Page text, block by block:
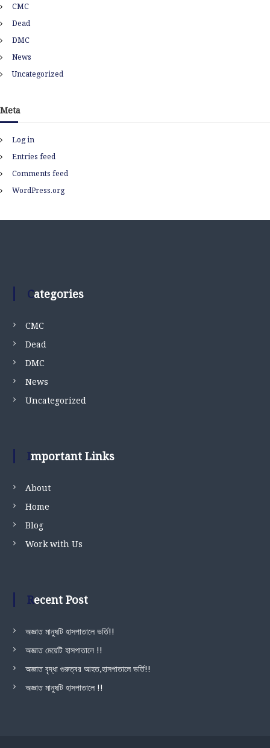
e
s
CMC
Dead
DMC
News
Uncategorized
Meta
Log in
Entries feed
Comments feed
WordPress.org
Categories
CMC
Dead
DMC
News
Uncategorized
Important Links
About
Home
Blog
Work with Us
Recent Post
অজ্ঞাত মানুষটি হাসপাতালে ভর্তি!!
অজ্ঞাত মেয়েটি হাসপাতালে !!
অজ্ঞাত বৃদ্ধা গুরুত্বর আহত,হাসপাতালে ভর্তি!!
অজ্ঞাত মানুষটি হাসপাতালে !!